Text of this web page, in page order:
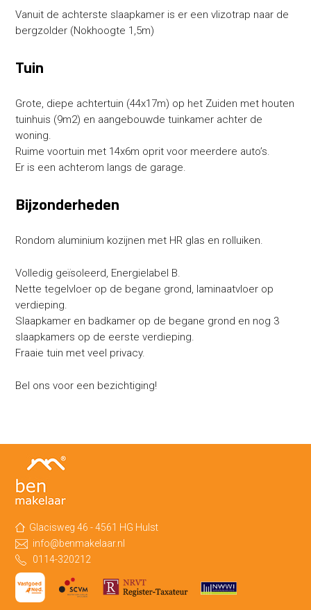
Vanuit de achterste slaapkamer is er een vlizotrap naar de
bergzolder (Nokhoogte 1,5m)
Tuin
Grote, diepe achtertuin (44x17m) op het Zuiden met houten
tuinhuis (9m2) en aangebouwde tuinkamer achter de
woning.
Ruime voortuin met 14x6m oprit voor meerdere auto’s.
Er is een achterom langs de garage.
Bijzonderheden
Rondom aluminium kozijnen met HR glas en rolluiken.
Volledig geïsoleerd, Energielabel B.
Nette tegelvloer op de begane grond, laminaatvloer op
verdieping.
Slaapkamer en badkamer op de begane grond en nog 3
slaapkamers op de eerste verdieping.
Fraaie tuin met veel privacy.
Bel ons voor een bezichtiging!
Glacisweg 46 - 4561 HG Hulst
info@benmakelaar.nl
0114-320212